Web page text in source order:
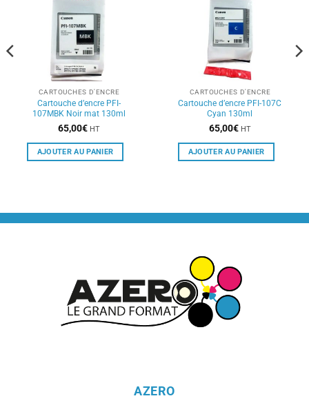
CARTOUCHES D'ENCRE
Cartouche d’encre PFI-
107MBK Noir mat 130ml
65,00€ HT
AJOUTER AU PANIER
CARTOUCHES D'ENCRE
Cartouche d’encre PFI-107C
Cyan 130ml
65,00€ HT
AJOUTER AU PANIER
AZERO